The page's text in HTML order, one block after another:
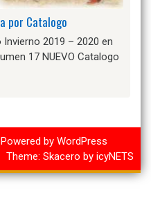
por Catalogo
2019 – 2020 en
17 NUEVO Catalogo
Powered by WordPress
Theme: Skacero by icyNETS